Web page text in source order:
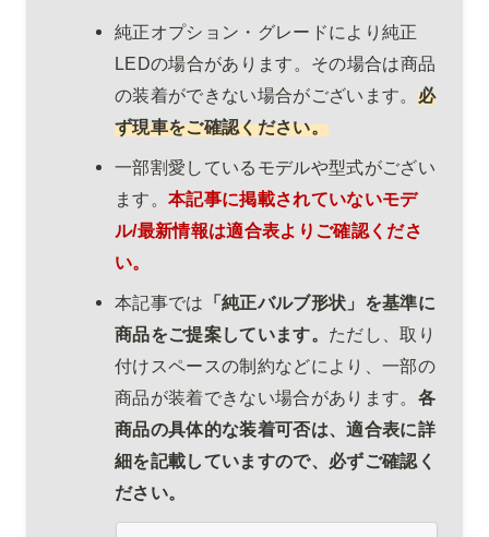
純正オプション・グレードにより純正
LEDの場合があります。その場合は商品
の装着ができない場合がございます。 必
ず現車をご確認ください。
一部割愛しているモデルや型式がござい
ます。 本記事に掲載されていないモデ
ル/最新情報は適合表よりご確認くださ
い。
本記事では 「純正バルブ形状」を基準に
商品をご提案しています。 ただし、取り
付けスペースの制約などにより、一部の
商品が装着できない場合があります。 各
商品の具体的な装着可否は、適合表に詳
細を記載していますので、必ずご確認く
ださい。